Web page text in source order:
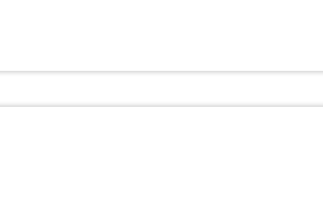
माइक्रो स्मॉल मीडियम एंटरप्राइजेज